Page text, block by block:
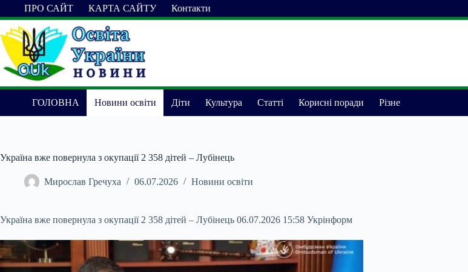
Перейти
до
вмісту
ПРО САЙТ КАРТА САЙТУ Контакти
ГОЛОВНА Новини освіти Діти Культура Статті Корисні поради Різне
Україна вже повернула з окупації 2 358 дітей – Лубінець
Мирослав Гречуха 06.07.2026 Новини освіти
Україна вже повернула з окупації 2 358 дітей – Лубінець 06.07.2026 15:58 Укрінформ